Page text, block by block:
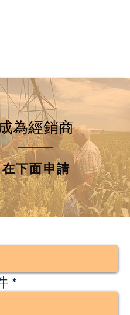
為經銷商
在下面申請